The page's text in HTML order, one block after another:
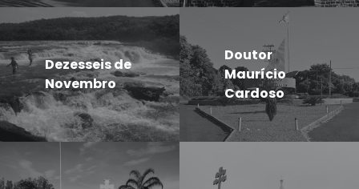
Dezesseis de
Novembro
Doutor
Maurício
Cardoso